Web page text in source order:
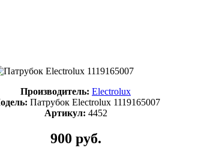
Производитель: Electrolux
Патрубок Electrolux 1119165007
Артикул: 4452
900 руб.